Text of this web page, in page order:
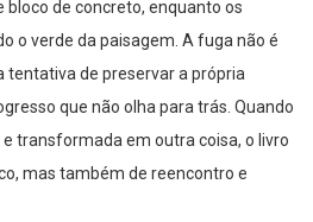
o verde da paisagem. A fuga não é
tentativa de preservar a própria
que não olha para trás. Quando
transformada em outra coisa, o livro
mas também de reencontro e